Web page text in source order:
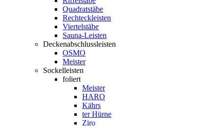
Quadratstäbe
Rechteckleisten
Viertelstäbe
Sauna-Leisten
Deckenabschlussleisten
OSMO
Meister
Sockelleisten
foliert
Meister
HARO
Kährs
ter Hürne
Ziro